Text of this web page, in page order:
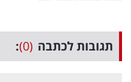
תגובות לכתבה (0)
: